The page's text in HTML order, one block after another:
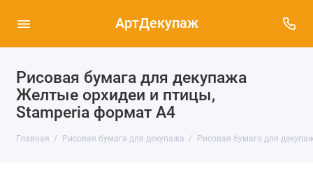
АртДекупаж
Рисовая бумага для декупажа
Желтые орхидеи и птицы,
Stamperia формат А4
Главная Рисовая бумага для декупажа Рисовая бумага для